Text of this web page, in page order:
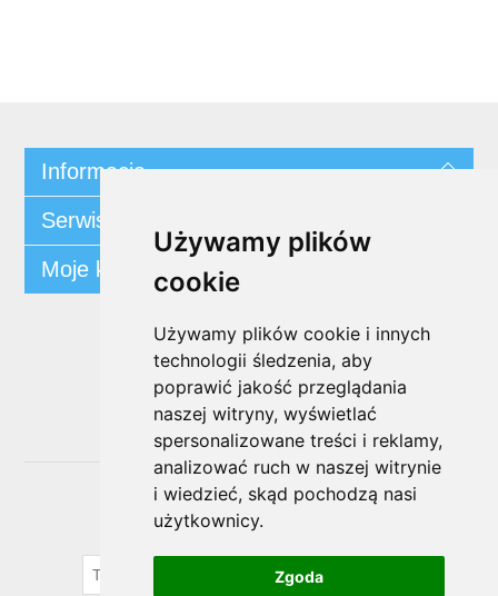
Używamy plików
cookie
Używamy plików cookie i innych
technologii śledzenia, aby
poprawić jakość przeglądania
naszej witryny, wyświetlać
spersonalizowane treści i reklamy,
analizować ruch w naszej witrynie
i wiedzieć, skąd pochodzą nasi
użytkownicy.
Zgoda
Informacja
Serwis klienta
Moje konto
Śledź nas
Biuletyn
SUBSKRYBUJ